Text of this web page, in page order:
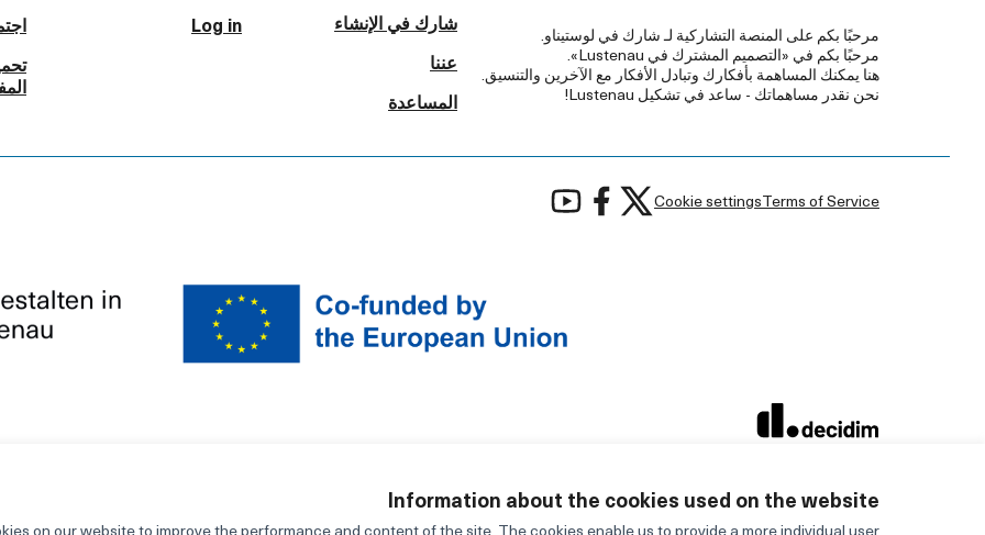
Information about the cookies used on the website
on our website to improve the performance and content of the site. The cookies enable us to provide a more individual user
مرحبًا بكم على المنصة التشاركية لـ شارك في لوستيناو.
مرحبًا بكم في «التصميم المشترك في Lustenau».
هنا يمكنك المساهمة بأفكارك وتبادل الأفكار مع الآخرين والتنسيق.
نحن نقدر مساهماتك - ساعد في تشكيل Lustenau!
شارك في الإنشاء
عننا
المساعدة
Log in
Terms of Service
Cookie settingsشارك في لوستيناو at X
شارك في لوستيناو at Facebook
شارك في لوستيناو at YouTube